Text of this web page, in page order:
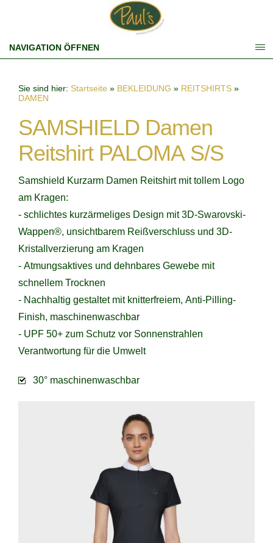
NAVIGATION ÖFFNEN
Sie sind hier: Startseite » BEKLEIDUNG » REITSHIRTS »
DAMEN
SAMSHIELD Damen
Reitshirt PALOMA S/S
Samshield Kurzarm Damen Reitshirt mit tollem Logo
am Kragen:
- schlichtes kurzärmeliges Design mit 3D-Swarovski-
Wappen®, unsichtbarem Reißverschluss und 3D-
Kristallverzierung am Kragen
- Atmungsaktives und dehnbares Gewebe mit
schnellem Trocknen
- Nachhaltig gestaltet mit knitterfreiem, Anti-Pilling-
Finish, maschinenwaschbar
- UPF 50+ zum Schutz vor Sonnenstrahlen
Verantwortung für die Umwelt
30° maschinenwaschbar